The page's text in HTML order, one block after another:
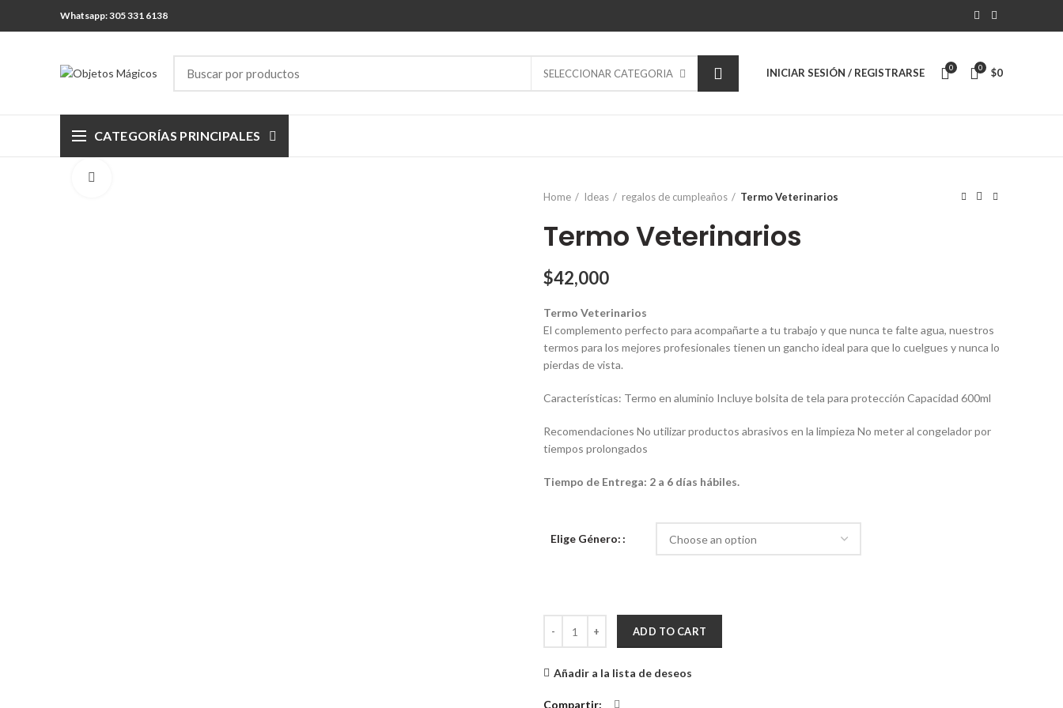
Whatsapp: 305 331 6138
SELECCIONAR CATEGORIA INICIAR SESIÓN / REGISTRARSE 0 0 $0
CATEGORÍAS PRINCIPALES
Home
Ideas regalos de cumpleaños Termo Veterinarios
Termo Veterinarios
$42,000
Termo Veterinarios
El complemento perfecto para acompañarte a tu trabajo y que nunca te falte agua, nuestros
termos para los mejores profesionales tienen un gancho ideal para que lo cuelgues y nunca lo
pierdas de vista.
Características: Termo en aluminio Incluye bolsita de tela para protección Capacidad 600ml
Recomendaciones No utilizar productos abrasivos en la limpieza No meter al congelador por
tiempos prolongados
Tiempo de Entrega: 2 a 6 días hábiles.
Elige Género:
ADD TO CART
Añadir a la lista de deseos
Compartir